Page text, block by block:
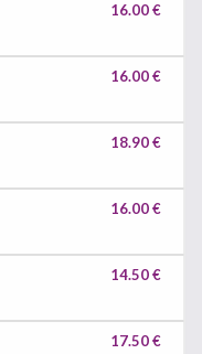
16.00 €
16.00 €
18.90 €
16.00 €
14.50 €
17.50 €